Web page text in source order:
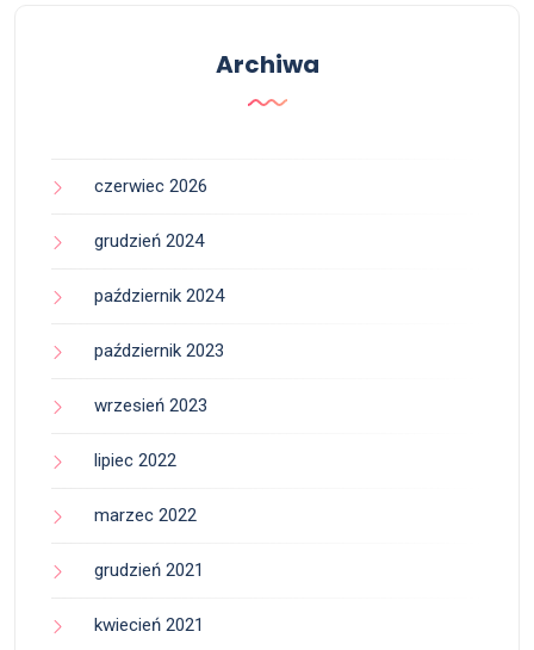
Archiwa
czerwiec 2026
grudzień 2024
październik 2024
październik 2023
wrzesień 2023
lipiec 2022
marzec 2022
grudzień 2021
kwiecień 2021